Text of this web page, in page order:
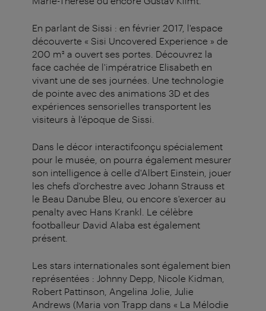
En parlant de Sissi : en février 2017, l'espace
découverte « Sisi Uncovered Experience » de
200 m² a ouvert ses portes. Découvrez la
face cachée de l'impératrice Elisabeth en
vivant une de ses journées. Une technologie
de pointe avec des animations 3D et des
expériences sensorielles transportent les
visiteurs à l'époque de Sissi.
Dans le décor interactifconçu spécialement
pour le musée, on pourra également mesurer
son intelligence à celle d'Albert Einstein, jouer
les chefs d'orchestre avec Johann Strauss et
le Beau Danube Bleu, ou encore s'exercer au
penalty avec Hans Krankl. Le célèbre
footballeur David Alaba est également
présent.
Les stars internationales sont également bien
représentées : Johnny Depp, Nicole Kidman,
Robert Pattinson, Angelina Jolie, Julie
Andrews (Maria von Trapp dans « La Mélodie